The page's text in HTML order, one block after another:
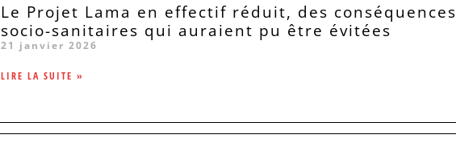
Le Projet Lama en effectif réduit, des conséquences
socio-sanitaires qui auraient pu être évitées
21 janvier 2026
LIRE LA SUITE »